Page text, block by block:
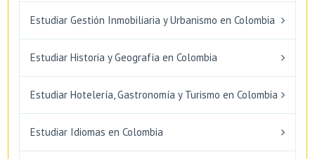
Estudiar Gestión Inmobiliaria y Urbanismo en Colombia
Estudiar Historia y Geografía en Colombia
Estudiar Hotelería, Gastronomía y Turismo en Colombia
Estudiar Idiomas en Colombia